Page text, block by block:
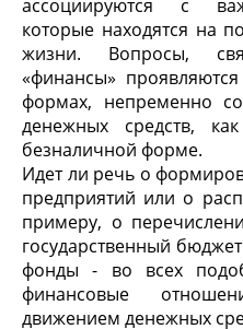
ассоциируются с
которые находятся на
жизни. Вопросы,
«финансы»
формах, непременно
денежных средств,
безналичной форме.
Идет ли речь о
предприятий или о
примеру, о
государственный
фонды - во всех
финансовые
движением денежных